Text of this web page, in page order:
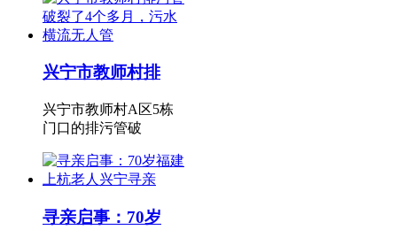
兴宁市教师村排
兴宁市教师村A区5栋
门口的排污管破
寻亲启事：70岁